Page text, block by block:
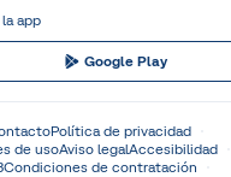
app
Google Play
Política de privacidad
de usoAviso legalAccesibilidad
Condiciones de contratación